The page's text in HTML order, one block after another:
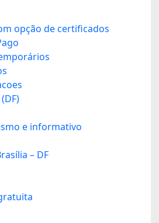
opção de certificados
e informativo
– DF